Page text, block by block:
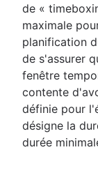
de «
maximale
planification
de s'assurer
fenêtre
contente
définie pour
désigne la
durée